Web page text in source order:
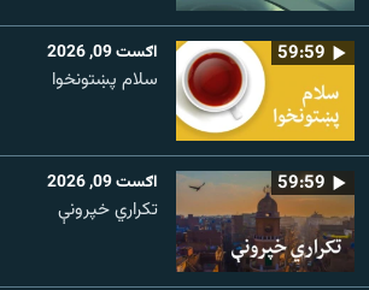
59:59 اګست 09, 2026
سلام پښتونخوا
59:59 اګست 09, 2026
تکراري خپرونې